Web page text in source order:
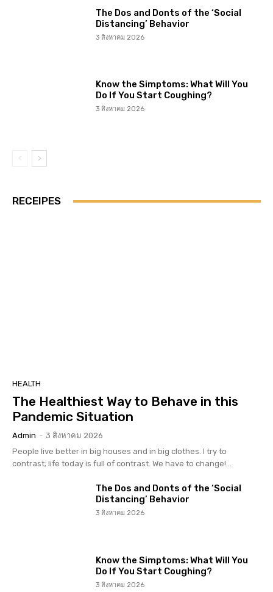
The Dos and Donts of the ‘Social
Distancing’ Behavior
3 สิงหาคม 2026
Know the Simptoms: What Will You
Do If You Start Coughing?
3 สิงหาคม 2026
RECEIPES
HEALTH
The Healthiest Way to Behave in this
Pandemic Situation
Admin - 3 สิงหาคม 2026
People live better in big houses and in big clothes. I try to
contrast; life today is full of contrast. We have to change!...
The Dos and Donts of the ‘Social
Distancing’ Behavior
3 สิงหาคม 2026
Know the Simptoms: What Will You
Do If You Start Coughing?
3 สิงหาคม 2026